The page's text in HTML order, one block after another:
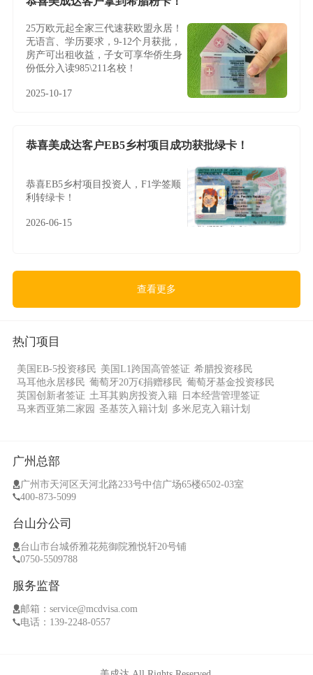
25万欧元起全家三代速获欧盟永居！
无语言、学历要求，9-12个月获批，
房产可出租收益，子女可享华侨生身
份低分入读985\211名校！
2025-10-17
恭喜美成达客户EB5乡村项目成功获批绿卡！
恭喜EB5乡村项目投资人，F1学签顺
利转绿卡！
2026-06-15
查看更多
热门项目
美国EB-5投资移民 美国L1跨国高管签证 希腊投资移民
马耳他永居移民 葡萄牙20万€捐赠移民 葡萄牙基金投资移民
英国创新者签证 土耳其购房投资入籍 日本经营管理签证
马来西亚第二家园 圣基茨入籍计划 多米尼克入籍计划
广州总部
广州市天河区天河北路233号中信广场65楼6502-03室
400-873-5099
台山分公司
台山市台城侨雅花苑御院雅悦轩20号铺
0750-5509788
服务监督
邮箱：service@mcdvisa.com
电话：139-2248-0557